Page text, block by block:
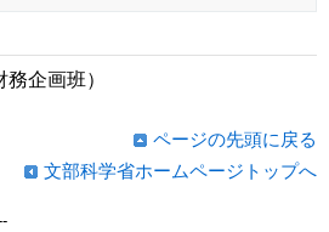
務企画班）
ページの先頭に戻る
文部科学省ホームページトップへ